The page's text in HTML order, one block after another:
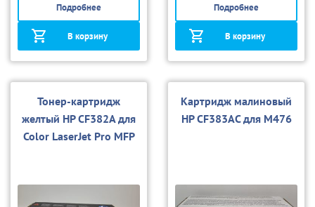
Подробнее
В корзину
Подробнее
В корзину
Тонер-картридж
желтый HP CF382A для
Color LaserJet Pro MFP
Картридж малиновый
HP CF383AC для M476